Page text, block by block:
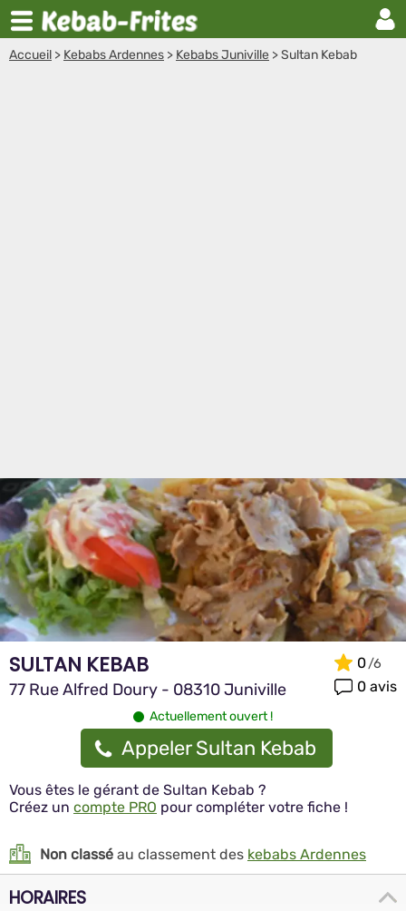
Accueil > Kebabs Ardennes > Kebabs Juniville >Sultan Kebab
SULTAN KEBAB
77 Rue Alfred Doury - 08310 Juniville
0
0 avis
Actuellement ouvert !
Appeler Sultan Kebab
Vous êtes le gérant de Sultan Kebab ?
Créez un compte PRO pour compléter votre fiche !
Non classé au classement des kebabs Ardennes
HORAIRES